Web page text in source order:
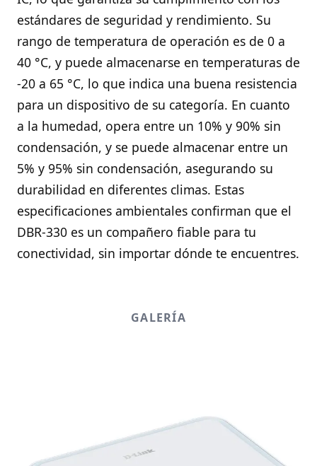
estándares de seguridad y rendimiento. Su
rango de temperatura de operación es de 0 a
40 °C, y puede almacenarse en temperaturas de
-20 a 65 °C, lo que indica una buena resistencia
para un dispositivo de su categoría. En cuanto
a la humedad, opera entre un 10% y 90% sin
condensación, y se puede almacenar entre un
5% y 95% sin condensación, asegurando su
durabilidad en diferentes climas. Estas
especificaciones ambientales confirman que el
DBR-330 es un compañero fiable para tu
conectividad, sin importar dónde te encuentres.
GALERÍA